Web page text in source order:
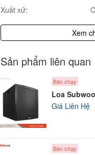
Xuất xứ:
Xem
Sản phẩm liên quan
Bán chạy
Loa
Giá Liên Hệ
Bán chạy